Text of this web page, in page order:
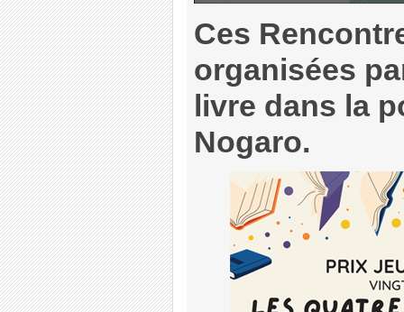
Ces
organisées
livre dans la
Nogaro.